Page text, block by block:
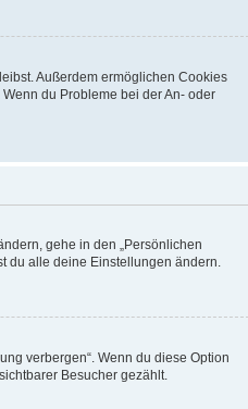
Außerdem ermöglichen Cookies
du Probleme bei der An- oder
gehe in den „Persönlichen
du alle deine Einstellungen ändern.
verbergen“. Wenn du diese Option
Besucher gezählt.